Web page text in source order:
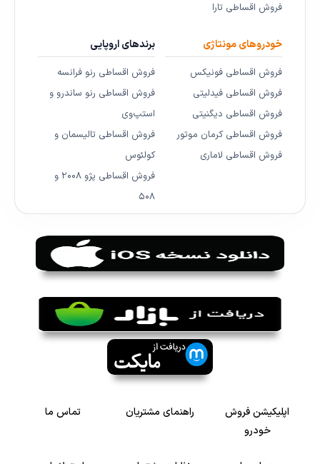
فروش اقساطی تارا
خودروهای مونتاژی
فروش اقساطی فونیکس
فروش اقساطی فیدلیتی
فروش اقساطی دیگنیتی
فروش اقساطی کرمان موتور
فروش اقساطی لاماری
برندهای اروپایی
فروش اقساطی رنو فرانسه
فروش اقساطی رنو ساندرو و
استپ‌وی
فروش اقساطی تالیسمان و
کولئوس
فروش اقساطی پژو ۲۰۰۸ و
۵۰۸
اپلیکیشن فروش
خودرو
راهنمای مشتریان تماس ما